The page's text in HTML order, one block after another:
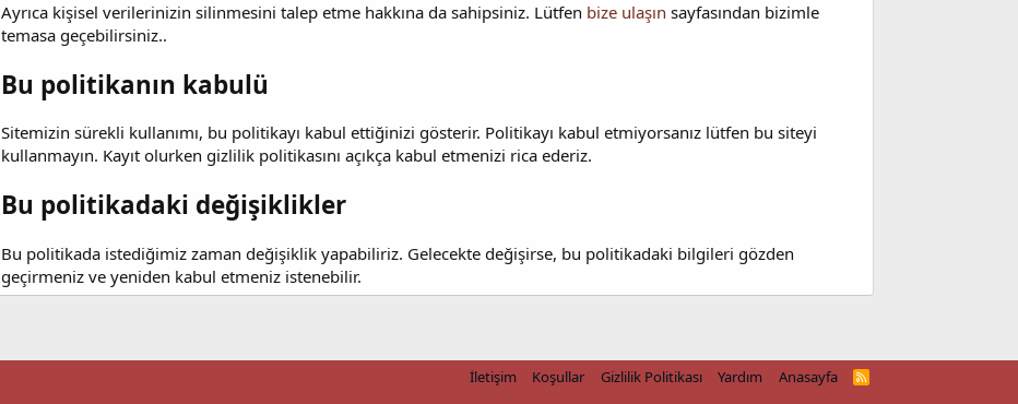
Ayrıca kişisel verilerinizin silinmesini talep etme hakkına da sahipsiniz. Lütfen bize ulaşın sayfasından bizimle
temasa geçebilirsiniz..
Bu politikanın kabulü
Sitemizin sürekli kullanımı, bu politikayı kabul ettiğinizi gösterir. Politikayı kabul etmiyorsanız lütfen bu siteyi
kullanmayın. Kayıt olurken gizlilik politikasını açıkça kabul etmenizi rica ederiz.
Bu politikadaki değişiklikler
Bu politikada istediğimiz zaman değişiklik yapabiliriz. Gelecekte değişirse, bu politikadaki bilgileri gözden
geçirmeniz ve yeniden kabul etmeniz istenebilir.
İletişim Koşullar Gizlilik Politikası Yardım Anasayfa
R